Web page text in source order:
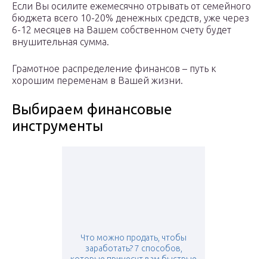
Если Вы осилите ежемесячно отрывать от семейного
бюджета всего 10-20% денежных средств, уже через
6-12 месяцев на Вашем собственном счету будет
внушительная сумма.
Грамотное распределение финансов – путь к
хорошим переменам в Вашей жизни.
Выбираем финансовые
инструменты
Что можно продать, чтобы
заработать? 7 способов,